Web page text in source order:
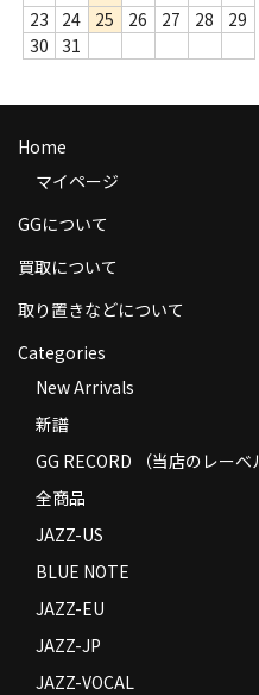
売り切れ
Help
送料
商品の発送
返品
コンディション
Privacy Policy
特定商取引法に基づく表示
Contact
23
24 25 26 27 28
29
30
31
Home
マイページ
GGについて
買取について
取り置きなどについて
Categories
New Arrivals
新譜
GG RECORD （当店のレーベ
全商品
JAZZ-US
BLUE NOTE
JAZZ-EU
JAZZ-JP
JAZZ-VOCAL